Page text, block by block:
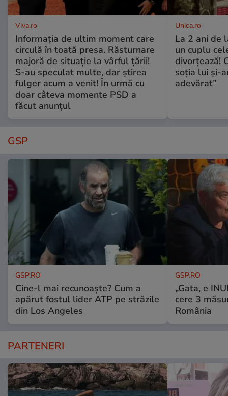
Viva.ro
Informația de ultim moment care
circulă în toată presa. Răsturnare
majoră de situație la vârful țării!
S-au speculat multe, dar știrea
fulger acum a venit! În urmă cu
doar câteva momente PSD a
făcut anunțul
Unica.ro
La 2 ani de
un cuplu
divorțează!
soția lui și-
adevărat”
GSP
GSP.RO
Cine-l mai recunoaște? Cum a
apărut fostul lider ATP pe străzile
din Los Angeles
GSP.RO
„Gata, e
cere 3
România
PARTENERI